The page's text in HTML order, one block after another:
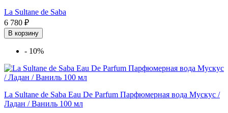
La Sultane de Saba
6 780 ₽
В корзину
- 10%
La Sultane de Saba Eau De Parfum Парфюмерная вода Мускус /
Ладан / Ваниль 100 мл